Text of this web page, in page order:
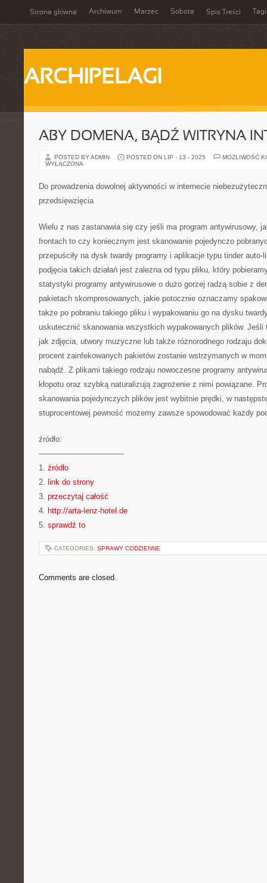
Strona główna Archiwum Marzec Sobota Spis Treści Tagi
ARCHIPELAGI
ABY DOMENA, BĄDŹ WITRYNA
POSTED BY ADMIN POSTED ON LIP - 13 - 2025
MOŻLIWOŚĆ
WYŁĄCZONA
Do prowadzenia dowolnej aktywności w internecie
przedsięwzięcia
Wielu z nas zastanawia się czy jeśli ma program antywirusowy,
frontach to czy koniecznym jest skanowanie pojedynczo
przepuściły na dysk twardy programy i aplikacje typu tinder auto-
podjęcia takich działań jest zależna od typu pliku, który
statystyki programy antywirusowe o dużo gorzej radzą sobie z
pakietach skompresowanych, jakie potocznie oznaczamy
także po pobraniu takiego pliku i wypakowaniu go na dysku
uskutecznić skanowania wszystkich wypakowanych plików.
jak zdjęcia, utwory muzyczne lub także różnorodnego rodzaju
procent zainfekowanych pakietów zostanie wstrzymanych w
nabądź. Z plikami takiego rodzaju nowoczesne programy
kłopotu oraz szybką naturalizują zagrożenie z nimi powiązane.
skanowania pojedynczych plików jest wybitnie prędki, w
stuprocentowej pewność możemy zawsze spowodować każdy
źródło:
———————————
1. źródło
2. link do strony
3. przeczytaj całość
4. http://arta-lenz-hotel.de
5. sprawdź to
CATEGORIES: SPRAWY CODZIENNE
Comments are closed.